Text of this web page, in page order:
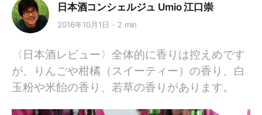
日本酒コンシェルジュ Umio 江口崇
2016年10月1日 2 min
〈日本酒レビュー〉全体的に香りは控えめです
が、りんごや柑橘（スイーティー）の香り、白
玉粉や米飴の香り、若草の香りがあります。